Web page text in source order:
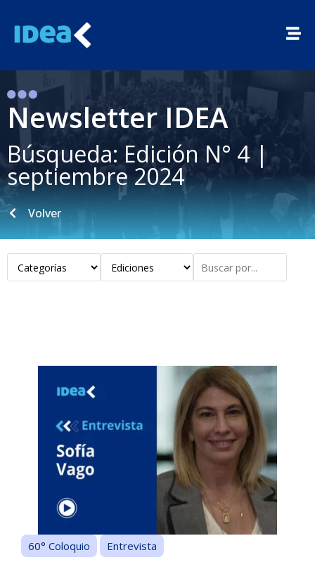
Newsletter IDEA
Búsqueda: Edición N° 4 |
septiembre 2024
Volver
60° Coloquio Entrevista